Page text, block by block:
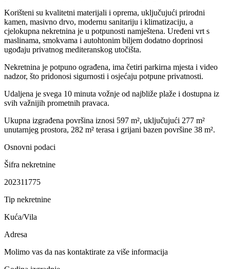
Korišteni su kvalitetni materijali i oprema, uključujući prirodni
kamen, masivno drvo, modernu sanitariju i klimatizaciju, a
cjelokupna nekretnina je u potpunosti namještena. Uređeni vrt s
maslinama, smokvama i autohtonim biljem dodatno doprinosi
ugođaju privatnog mediteranskog utočišta.
Nekretnina je potpuno ograđena, ima četiri parkirna mjesta i video
nadzor, što pridonosi sigurnosti i osjećaju potpune privatnosti.
Udaljena je svega 10 minuta vožnje od najbliže plaže i dostupna iz
svih važnijih prometnih pravaca.
Ukupna izgrađena površina iznosi 597 m², uključujući 277 m²
unutarnjeg prostora, 282 m² terasa i grijani bazen površine 38 m².
Osnovni podaci
Šifra nekretnine
202311775
Tip nekretnine
Kuća/Vila
Adresa
Molimo vas da nas kontaktirate za više informacija